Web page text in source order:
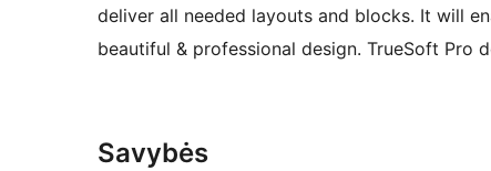
deliver all needed layouts and blocks. It will
beautiful & professional design. TrueSoft
Savybės